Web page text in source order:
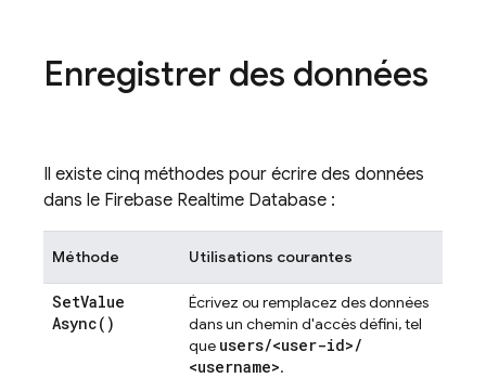
Enregistrer des données
Il existe cinq méthodes pour écrire des données
dans le Firebase Realtime Database :
Méthode Utilisations courantes
SetValue
Async( )
Écrivez ou remplacez des données
dans un chemin d'accès défini, tel
que users/<user-id>/
<username>.